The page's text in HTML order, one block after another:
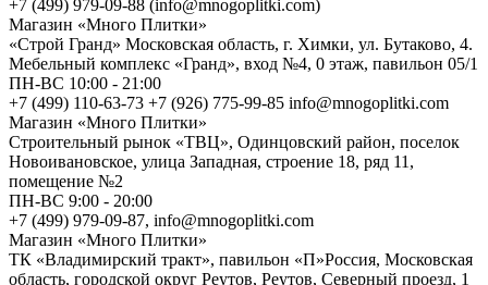
+7 (499) 979-09-88 (info@mnogoplitki.com)
Магазин «Много Плитки»
«Строй Гранд» Московская область, г. Химки, ул. Бутаково, 4.
Мебельный комплекс «Гранд», вход №4, 0 этаж, павильон 05/1
ПН-ВС 10:00 - 21:00
+7 (499) 110-63-73 +7 (926) 775-99-85 info@mnogoplitki.com
Магазин «Много Плитки»
Cтроительный рынок «ТВЦ», Одинцовский район, поселок
Новоивановское, улица Западная, строение 18, ряд 11,
помещение №2
ПН-ВС 9:00 - 20:00
+7 (499) 979-09-87, info@mnogoplitki.com
Магазин «Много Плитки»
ТК «Владимирский тракт», павильон «П»Россия, Московская
область, городской округ Реутов, Реутов, Северный проезд, 1